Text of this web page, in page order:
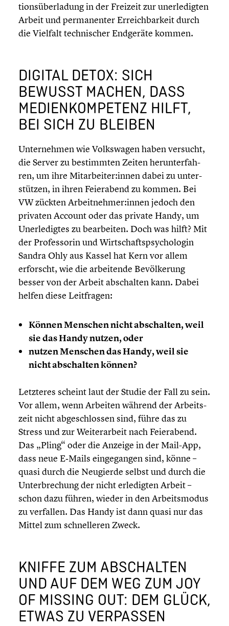
ti­ons­über­la­dung in der Freizeit zur unerle­dig­ten
Arbeit und perma­nen­ter Erreich­bar­keit durch
die Vielfalt techni­scher Endgeräte kommen.
DIGITAL DETOX: SICH
BEWUSST MACHEN, DASS
MEDIEN­KOM­PE­TENZ HILFT,
BEI SICH ZU BLEIBEN
Unter­neh­men wie Volks­wa­gen haben versucht,
die Server zu bestimm­ten Zeiten herun­ter­fah­
ren, um ihre Mitarbeiter:innen dabei zu unter­
stüt­zen, in ihren Feier­abend zu kommen. Bei
VW zückten Arbeitnehmer:innen jedoch den
privaten Account oder das private Handy, um
Unerle­dig­tes zu bearbei­ten. Doch was hilft? Mit
der Profes­so­rin und Wirtschafts­psy­cho­lo­gin
Sandra Ohly aus Kassel hat Kern vor allem
erforscht, wie die arbei­tende Bevöl­ke­rung
besser von der Arbeit abschal­ten kann. Dabei
helfen diese Leitfra­gen:
Können Menschen nicht abschal­ten, weil
sie das Handy nutzen, oder
nutzen Menschen das Handy, weil sie
nicht abschal­ten können?
Letzteres scheint laut der Studie der Fall zu sein.
Vor allem, wenn Arbeiten während der Arbeits­
zeit nicht abgeschlos­sen sind, führe das zu
Stress und zur Weiter­ar­beit nach Feier­abend.
Das „Pling“ oder die Anzeige in der Mail-App,
dass neue E‑Mails einge­gan­gen sind, könne –
quasi durch die Neugierde selbst und durch die
Unter­bre­chung der nicht erledig­ten Arbeit –
schon dazu führen, wieder in den Arbeits­mo­dus
zu verfallen. Das Handy ist dann quasi nur das
Mittel zum schnel­le­ren Zweck.
KNIFFE ZUM ABSCHAL­TEN
UND AUF DEM WEG ZUM JOY
OF MISSING OUT: DEM GLÜCK,
ETWAS ZU VERPASSEN